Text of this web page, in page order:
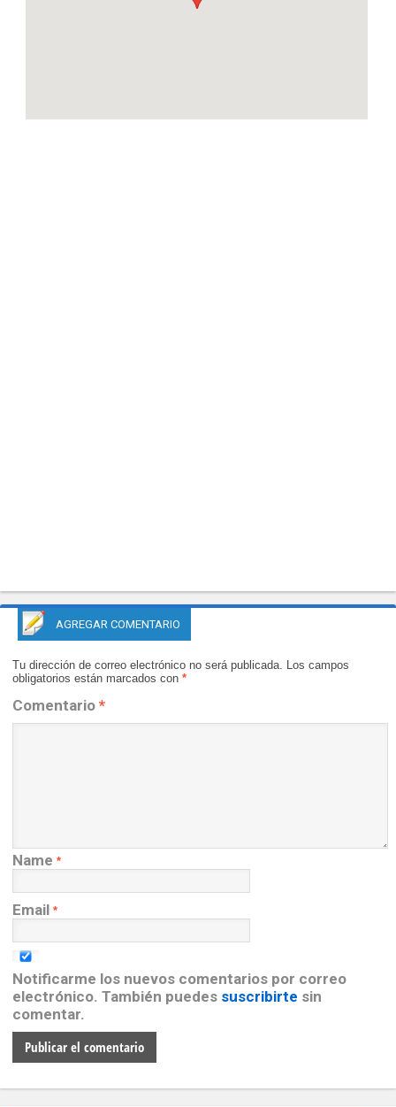
AGREGAR COMENTARIO
Tu dirección de correo electrónico no será publicada. Los campos
obligatorios están marcados con *
Comentario *
Name *
Email *
Notificarme los nuevos comentarios por correo
electrónico. También puedes suscribirte sin
comentar.